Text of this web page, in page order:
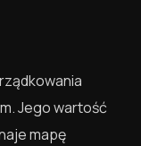
Jego wartość
mapę